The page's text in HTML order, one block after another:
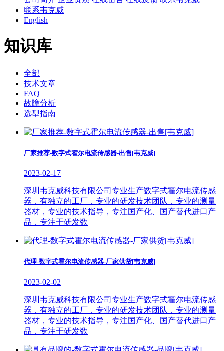
联系韦克威
English
知识库
全部
技术文章
FAQ
故障分析
选型指南
厂家推荐-数字式霍尔电流传感器-出售[韦克威]
2023-02-17
深圳韦克威科技有限公司专业生产数字式霍尔电流传感
器，有独立的工厂，专业的研发技术团队，专业的测量
器材，专业的技术指导，专注国产化、国产替代进口产
品，专注于研发数
代理-数字式霍尔电流传感器-厂家供货[韦克威]
2023-02-02
深圳韦克威科技有限公司专业生产数字式霍尔电流传感
器，有独立的工厂，专业的研发技术团队，专业的测量
器材，专业的技术指导，专注国产化、国产替代进口产
品，专注于研发数